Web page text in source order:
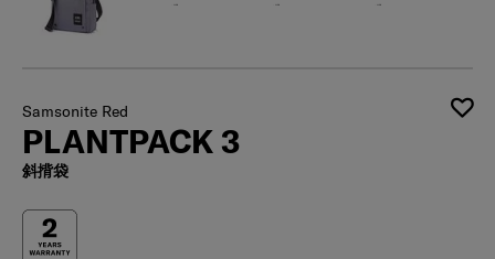
Samsonite Red
PLANTPACK 3
斜揹袋